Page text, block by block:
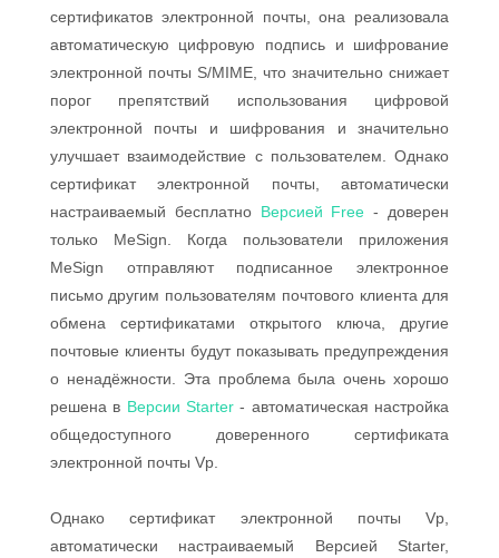
сертификатов электронной почты, она реализовала
автоматическую цифровую подпись и шифрование
электронной почты S/MIME, что значительно снижает
порог препятствий использования цифровой
электронной почты и шифрования и значительно
улучшает взаимодействие с пользователем. Однако
сертификат электронной почты, автоматически
настраиваемый бесплатно Версией Free - доверен
только MeSign. Когда пользователи приложения
MeSign отправляют подписанное электронное
письмо другим пользователям почтового клиента для
обмена сертификатами открытого ключа, другие
почтовые клиенты будут показывать предупреждения
о ненадёжности. Эта проблема была очень хорошо
решена в Версии Starter - автоматическая настройка
общедоступного доверенного сертификата
электронной почты Vp.
Однако сертификат электронной почты Vp,
автоматически настраиваемый Версией Starter,